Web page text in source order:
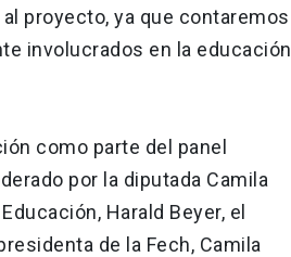
proyecto, ya que contaremos
involucrados en la educación
como parte del panel
por la diputada Camila
Harald Beyer, el
de la Fech, Camila